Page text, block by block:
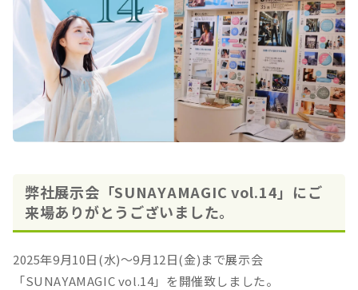
弊社展示会「SUNAYAMAGIC vol.14」にご
来場ありがとうございました。
2025年9月10日(水)～9月12日(金)まで展示会
「SUNAYAMAGIC vol.14」を開催致しました。